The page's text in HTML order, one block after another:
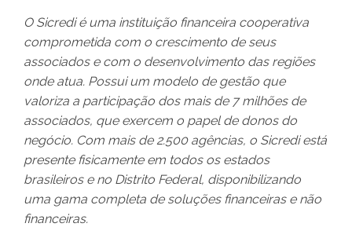
O Sicredi é uma instituição financeira cooperativa
comprometida com o crescimento de seus
associados e com o desenvolvimento das regiões
onde atua. Possui um modelo de gestão que
valoriza a participação dos mais de 7 milhões de
associados, que exercem o papel de donos do
negócio. Com mais de 2.500 agências, o Sicredi está
presente fisicamente em todos os estados
brasileiros e no Distrito Federal, disponibilizando
uma gama completa de soluções financeiras e não
financeiras.